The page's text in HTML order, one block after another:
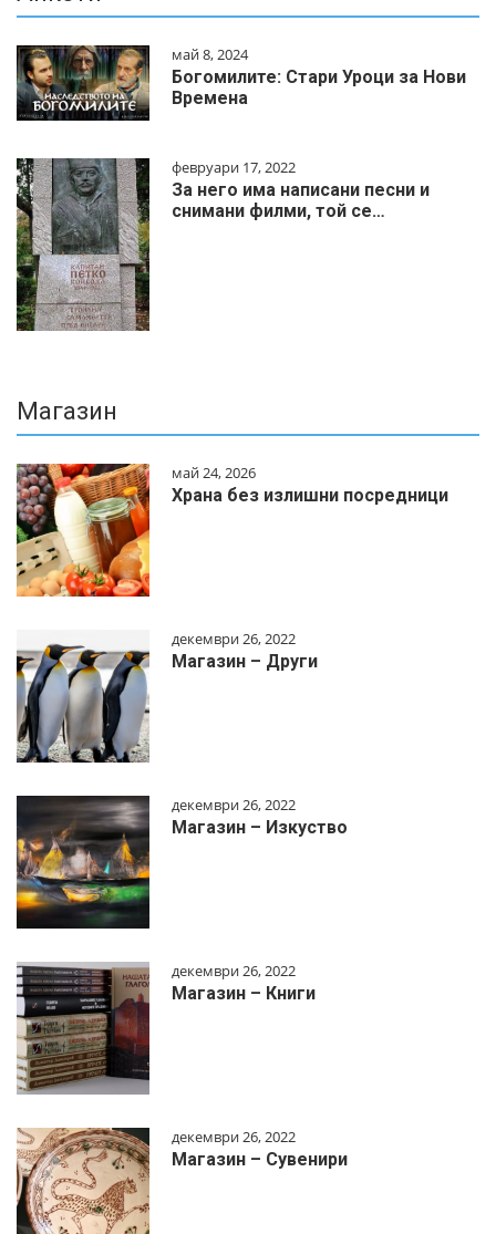
май 8, 2024
Богомилите: Стари Уроци за Нови
Времена
февруари 17, 2022
За него има написани песни и
снимани филми, той се…
Магазин
май 24, 2026
Храна без излишни посредници
декември 26, 2022
Магазин – Други
декември 26, 2022
Магазин – Изкуство
декември 26, 2022
Магазин – Книги
декември 26, 2022
Магазин – Сувенири